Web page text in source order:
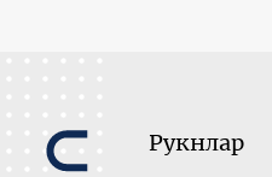
Рукнлар